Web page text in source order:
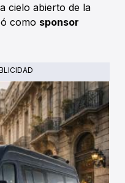
cielo abierto de la
como sponsor